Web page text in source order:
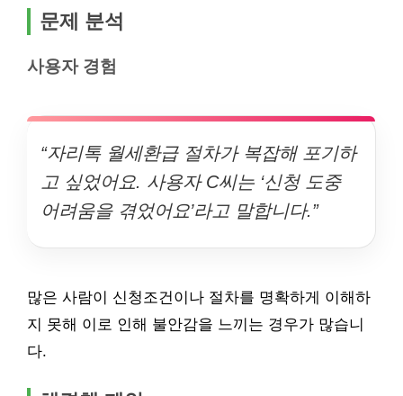
문제 분석
사용자 경험
“자리톡 월세환급 절차가 복잡해 포기하
고 싶었어요. 사용자 C씨는 ‘신청 도중
어려움을 겪었어요’라고 말합니다.”
많은 사람이 신청조건이나 절차를 명확하게 이해하
지 못해 이로 인해 불안감을 느끼는 경우가 많습니
다.